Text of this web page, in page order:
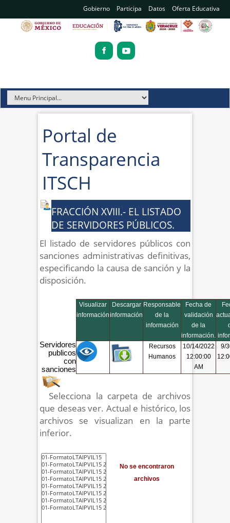
Gobierno Participa Datos Oferta Educativa
Portal de
Transparencia
ITSCH
FRACCIÓN XVIII.- EL LISTADO
DE SERVIDORES PÚBLICOS.
El listado de servidores públicos con
sanciones administrativas definitivas,
especificando la causa de sanción y la
disposición.
Visualizar
información
Descargar
información
Responsable
de la
información
Fecha de
validación
de la
información.
Servidores
publicos
con
sanciones
Recursos
Humanos
10/14/2022
12:00:00
AM
9/
Selecciona la carpeta de archivos
que deseas ver. Actual e histórico, los
archivos se visualizan en la parte
inferior.
No se encontraron
archivos